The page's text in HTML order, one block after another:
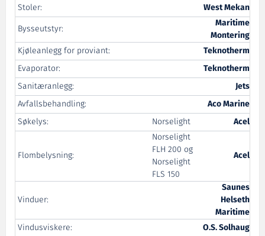
Stoler:
West Mekan
Bysseutstyr:
Maritime
Montering
Kjøleanlegg for proviant:
Teknotherm
Evaporator:
Teknotherm
Sanitæranlegg:
Jets
Avfallsbehandling:
Aco Marine
Søkelys:
Norselight Acel
Flombelysning:
Norselight
FLH 200 og
Norselight
FLS 150
Acel
Vinduer:
Saunes
Helseth
Maritime
Vindusviskere:
O.S. Solhaug